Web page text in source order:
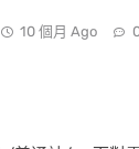
10 個月 Ago